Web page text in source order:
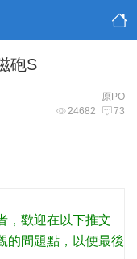
砲S
原PO
24682 73
，歡迎在以下推文
的問題點，以便最後